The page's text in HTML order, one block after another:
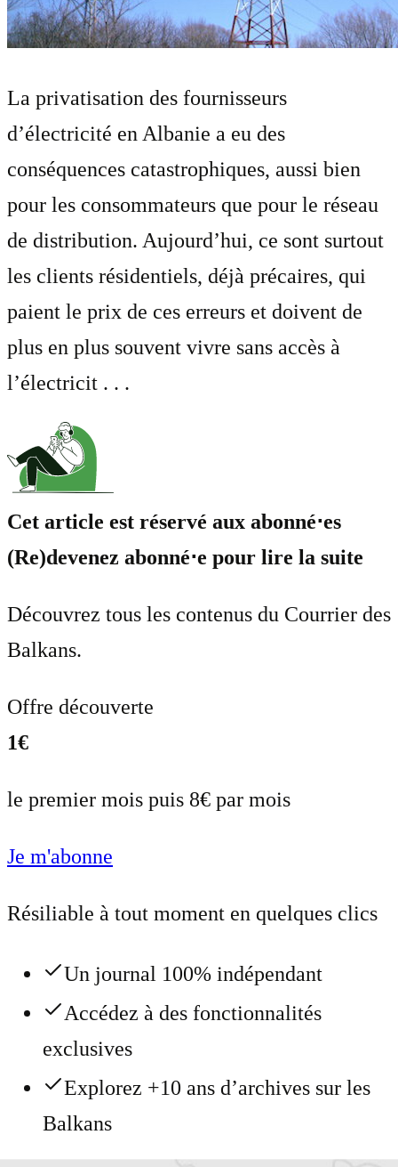
La privatisation des fournisseurs
d’électricité en Albanie a eu des
conséquences catastrophiques, aussi bien
pour les consommateurs que pour le réseau
de distribution. Aujourd’hui, ce sont surtout
les clients résidentiels, déjà précaires, qui
paient le prix de ces erreurs et doivent de
plus en plus souvent vivre sans accès à
l’électricit . . .
Cet article est réservé aux abonné⋅es
(Re)devenez abonné⋅e pour lire la suite
Découvrez tous les contenus du Courrier des
Balkans.
Offre découverte
1€
le premier mois puis 8€ par mois
Je m'abonne
Résiliable à tout moment en quelques clics
Un journal 100% indépendant
Accédez à des fonctionnalités
exclusives
Explorez +10 ans d’archives sur les
Balkans